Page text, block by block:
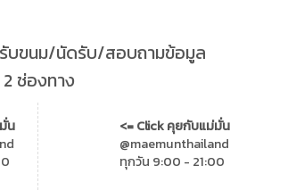
รับขนม/นัดรับ/สอบถามข้อมูล
ช่องทาง
น
<= Click คุยกับแม่มั่น
@maemunthailand
ทุกวัน 9:00 - 21:00